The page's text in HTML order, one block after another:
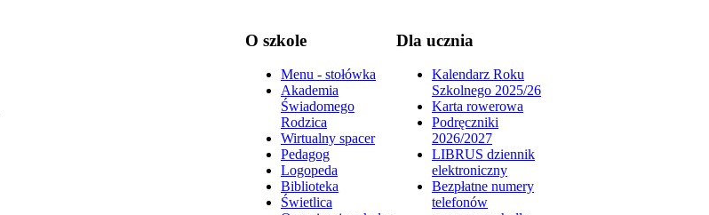
O szkole
Menu - stołówka
Akademia
Świadomego
Rodzica
Wirtualny spacer
Pedagog
Logopeda
Biblioteka
Świetlica
Dla ucznia
Kalendarz Roku
Szkolnego 2025/26
Karta rowerowa
Podręczniki
2026/2027
LIBRUS dziennik
elektroniczny
Bezpłatne numery
telefonów